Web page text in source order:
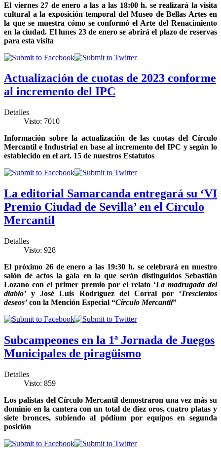
El viernes 27 de enero a las a las 18:00 h. se realizará la visita
cultural a la exposición temporal del Museo de Bellas Artes en
la que se muestra cómo se conformó el Arte del Renacimiento
en la ciudad. El lunes 23 de enero se abrirá el plazo de reservas
para esta visita
Actualización de cuotas de 2023 conforme
al incremento del IPC
Detalles
Visto: 7010
Información sobre la actualización de las cuotas del Círculo
Mercantil e Industrial en base al incremento del IPC y según lo
establecido en el art. 15 de nuestros Estatutos
La editorial Samarcanda entregará su ‘VI
Premio Ciudad de Sevilla’ en el Círculo
Mercantil
Detalles
Visto: 928
El próximo 26 de enero a las 19:30 h. se celebrará en nuestro
salón de actos la gala en la que serán distinguidos Sebastián
Lozano con el primer premio por el relato ‘La madrugada del
diablo’ y José Luis Rodríguez del Corral por ‘Trescientos
deseos’ con la Mención Especial “Círculo Mercantil”
Subcampeones en la 1ª Jornada de Juegos
Municipales de piragüismo
Detalles
Visto: 859
Los palistas del Círculo Mercantil demostraron una vez más su
dominio en la cantera con un total de diez oros, cuatro platas y
siete bronces, subiendo al pódium por equipos en segunda
posición